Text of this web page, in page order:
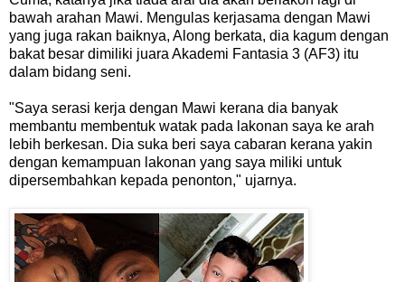
bawah arahan Mawi. Mengulas kerjasama dengan Mawi
yang juga rakan baiknya, Along berkata, dia kagum dengan
bakat besar dimiliki juara Akademi Fantasia 3 (AF3) itu
dalam bidang seni.
"Saya serasi kerja dengan Mawi kerana dia banyak
membantu membentuk watak pada lakonan saya ke arah
lebih berkesan. Dia suka beri saya cabaran kerana yakin
dengan kemampuan lakonan yang saya miliki untuk
dipersembahkan kepada penonton," ujarnya.